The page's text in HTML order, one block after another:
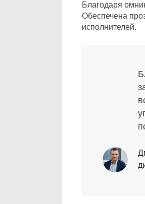
Благодаря
Обеспечена
исполнителей.